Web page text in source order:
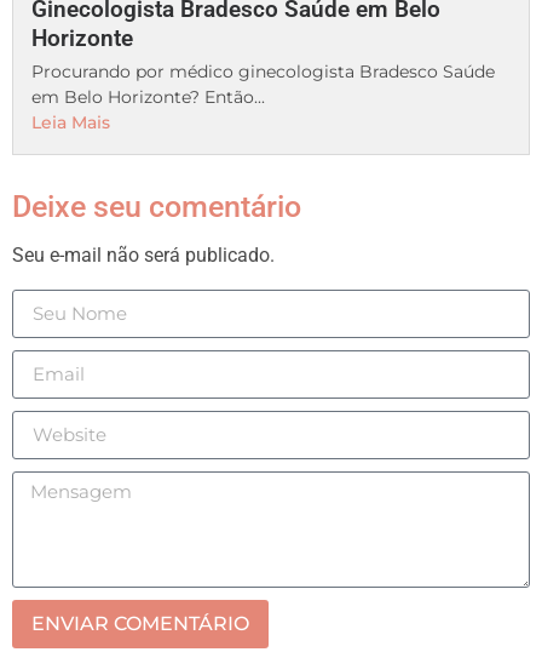
Ginecologista Bradesco Saúde em Belo
Horizonte
Procurando por médico ginecologista Bradesco Saúde
em Belo Horizonte? Então...
Leia Mais
Deixe seu comentário
Seu e-mail não será publicado.
ENVIAR COMENTÁRIO